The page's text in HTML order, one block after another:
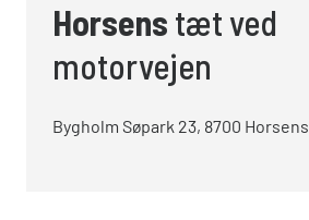
Horsens tæt ved
motorvejen
Bygholm Søpark 23, 8700 Horsens